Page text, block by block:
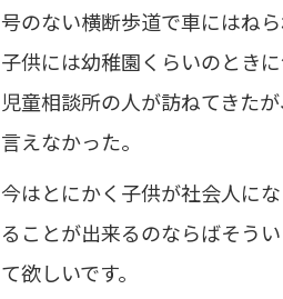
号のない横断歩道で車にはね
子供には幼稚園くらいのときに
児童相談所の人が訪ねてきた
言えなかった。
今はとにかく子供が社会人に
ることが出来るのならばそう
て欲しいです。